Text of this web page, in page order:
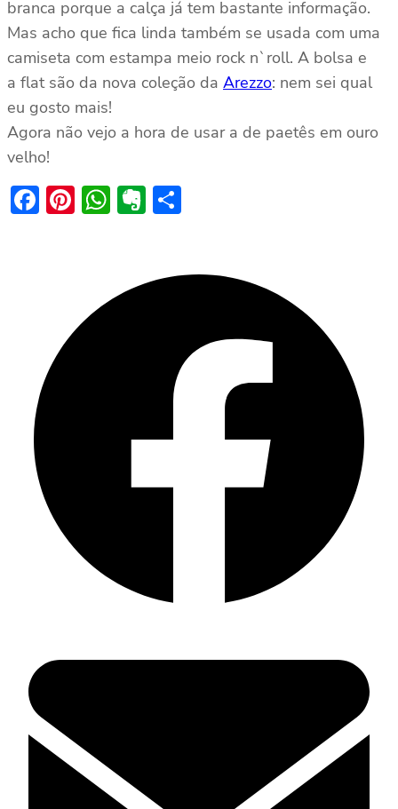
branca porque a calça já tem bastante informação.
Mas acho que fica linda também se usada com uma
camiseta com estampa meio rock n`roll. A bolsa e
a flat são da nova coleção da Arezzo: nem sei qual
eu gosto mais!
Agora não vejo a hora de usar a de paetês em ouro
velho!
Facebook
Pinterest
WhatsApp
Evernote